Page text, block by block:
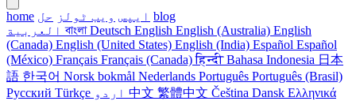
home ایپس ویب ٹولز حل
blog
العربيةবাংলাDeutsch English English (Australia) English
(Canada) English (United States) English (India) Español Español
(México) Français Français (Canada)हिन्दीBahasa Indonesia 日本
語 한국어 Norsk bokmål Nederlands Português Português (Brasil)
Русский Türkçe 中文 繁體中文 Čeština Dansk Ελληνικά